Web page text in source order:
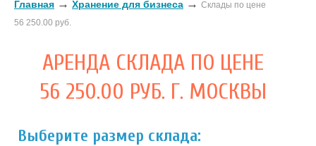
Главная → Хранение для бизнеса → Склады по цене
56 250.00 руб.
АРЕНДА СКЛАДА ПО ЦЕНЕ
56 250.00 РУБ. Г. МОСКВЫ
Выберите размер склада: